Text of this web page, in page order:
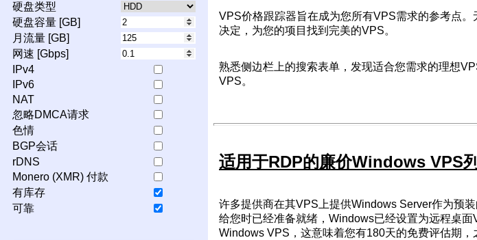
硬盘类型
硬盘容量 [GB]
月流量 [GB]
网速 [Gbps]
IPv4
IPv6
NAT
忽略DMCA请求
色情
BGP会话
rDNS
Monero (XMR) 付款
有库存
可靠
VPS价格跟踪器旨在成为您所有VPS需求的参考点
决定，为您的项目找到完美的VPS。
熟悉侧边栏上的搜索表单，发现适合您需求的理想
VPS。
适用于RDP的廉价Windows VPS
许多提供商在其VPS上提供Windows Server作为预
给您时已经准备就绪，Windows已经设置为远程桌
Windows VPS，这意味着您有180天的免费评估期